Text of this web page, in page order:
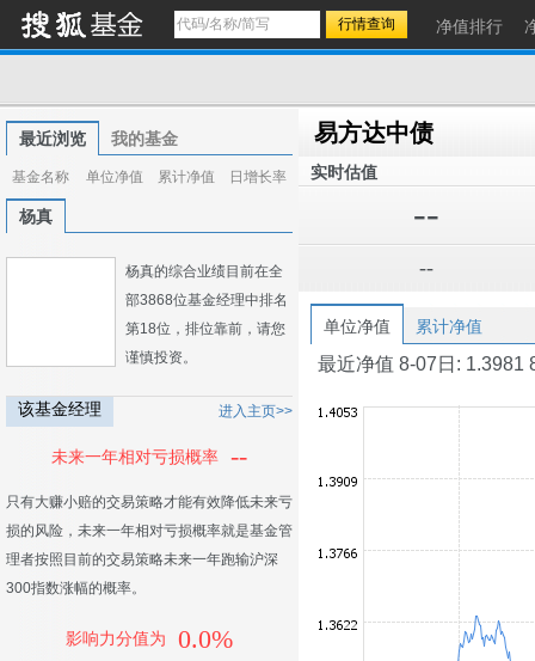
净值排行
最近浏览 我的基金
基金名称 单位净值 累计净值 日增长率
杨真
杨真的综合业绩目前在全
部3868位基金经理中排名
第18位，排位靠前，请您
谨慎投资。
该基金经理 进入主页>>
未来一年相对亏损概率 --
只有大赚小赔的交易策略才能有效降低未来亏
损的风险，未来一年相对亏损概率就是基金管
理者按照目前的交易策略未来一年跑输沪深
300指数涨幅的概率。
影响力分值为 0.0%
易方达中债
实时估值
--
--
单位净值 累计净值
最近净值 8-07日: 1.3981